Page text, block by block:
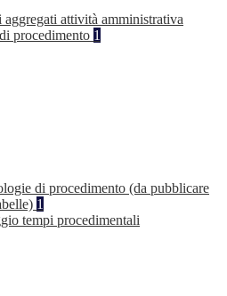
aggregati attività amministrativa
procedimento 1
di procedimento (da pubblicare
1
tempi procedimentali